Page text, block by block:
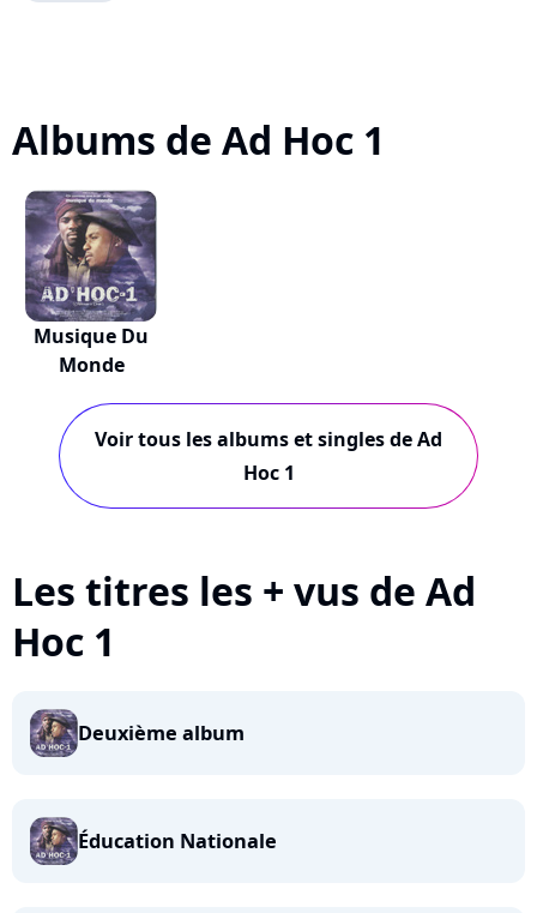
Albums de Ad Hoc 1
Musique Du
Monde
Voir tous les albums et singles de Ad
Hoc 1
Les titres les + vus de Ad
Hoc 1
Deuxième album
Éducation Nationale